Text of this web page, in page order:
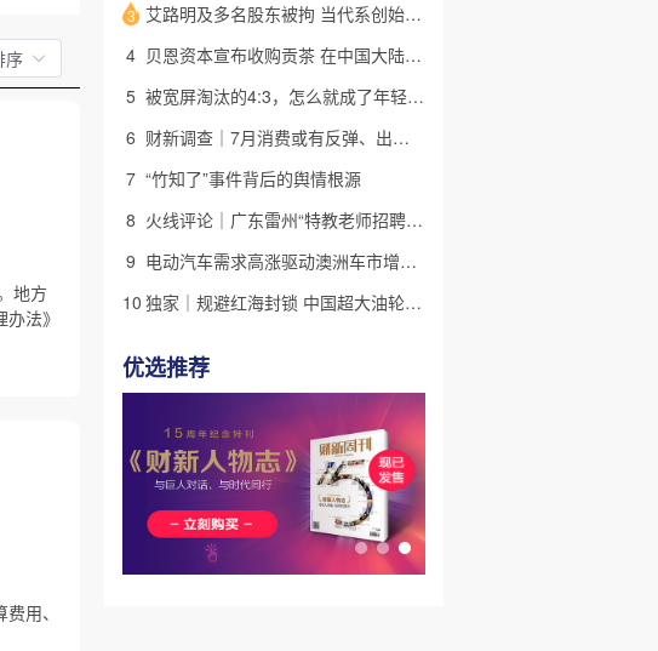
序
地方
法》
用、
3
艾路明及多名股东被拘 当代系创始人因何此时被清算
4
贝恩资本宣布收购贡茶 在中国大陆无法注册商标后退出市场
5
被宽屏淘汰的4:3，怎么就成了年轻人的“梦核”？｜热点
6
财新调查｜7月消费或有反弹、出口维持强劲 受哪些因素带动？
7 “竹知了”事件背后的舆情根源
8
火线评论｜广东雷州“特教老师招聘违规”很雷，仍有诸多疑点
9
电动汽车需求高涨驱动澳洲车市增长 中国品牌表现强劲｜出海·汽车
10
独家｜规避红海封锁 中国超大油轮停靠埃及绕行非洲
优选推荐